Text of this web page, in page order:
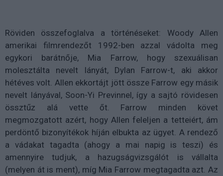
Röviden összefoglalva a történéseket: Woody Allen
amerikai filmrendezőt 1992-ben azzal vádolta meg
egykori barátnője, Mia Farrow, hogy szexuálisan
molesztálta nevelt lányát, Dylan Farrow-t, aki akkor
hétéves volt. Allen ekkortájt jött össze Farrow egy másik
nevelt lányával, Soon-Yi Previnnel, így a sajtó rövidesen
össztűz alá vette őt. Farrow minden követ
megmozgatott azért, hogy Allen feleljen a tetteiért, ám
perdöntő bizonyítékok híján elbukta az ügyet. A rendező
a vádakat tagadta (ahogy a mai napig is teszi) és
amennyire tudjuk, a hazugságvizsgálót is vállalta
(melyen át is ment), míg Mia Farrow megtagadta azt. Az